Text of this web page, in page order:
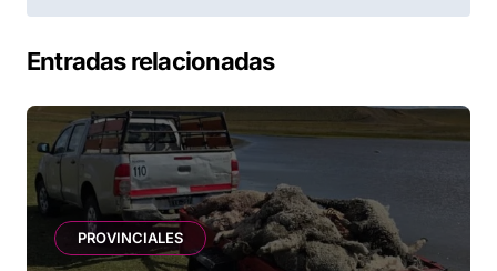
Entradas relacionadas
PROVINCIALES